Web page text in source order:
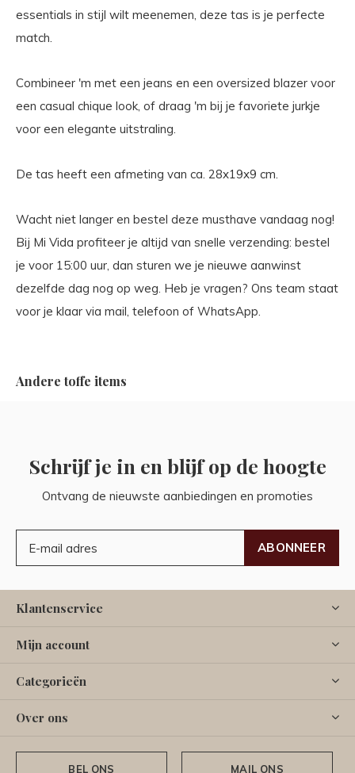
essentials in stijl wilt meenemen, deze tas is je perfecte
match.
Combineer 'm met een jeans en een oversized blazer voor
een casual chique look, of draag 'm bij je favoriete jurkje
voor een elegante uitstraling.
De tas heeft een afmeting van ca. 28x19x9 cm.
Wacht niet langer en bestel deze musthave vandaag nog!
Bij Mi Vida profiteer je altijd van snelle verzending: bestel
je voor 15:00 uur, dan sturen we je nieuwe aanwinst
dezelfde dag nog op weg. Heb je vragen? Ons team staat
voor je klaar via mail, telefoon of WhatsApp.
Andere toffe items
Schrijf je in en blijf op de hoogte
Ontvang de nieuwste aanbiedingen en promoties
ABONNEER
Klantenservice
Mijn account
Categorieën
Over ons
BEL ONS MAIL ONS